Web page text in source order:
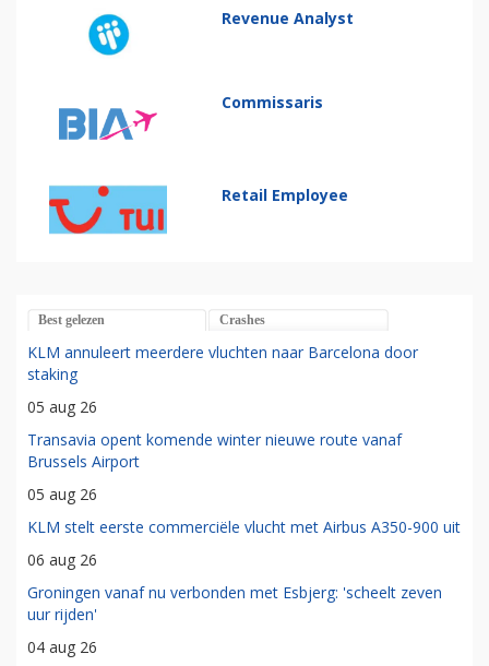
Revenue Analyst
Commissaris
Retail Employee
Best gelezen Crashes
KLM annuleert meerdere vluchten naar Barcelona door
staking
05 aug 26
Transavia opent komende winter nieuwe route vanaf
Brussels Airport
05 aug 26
KLM stelt eerste commerciële vlucht met Airbus A350-900 uit
06 aug 26
Groningen vanaf nu verbonden met Esbjerg: 'scheelt zeven
uur rijden'
04 aug 26